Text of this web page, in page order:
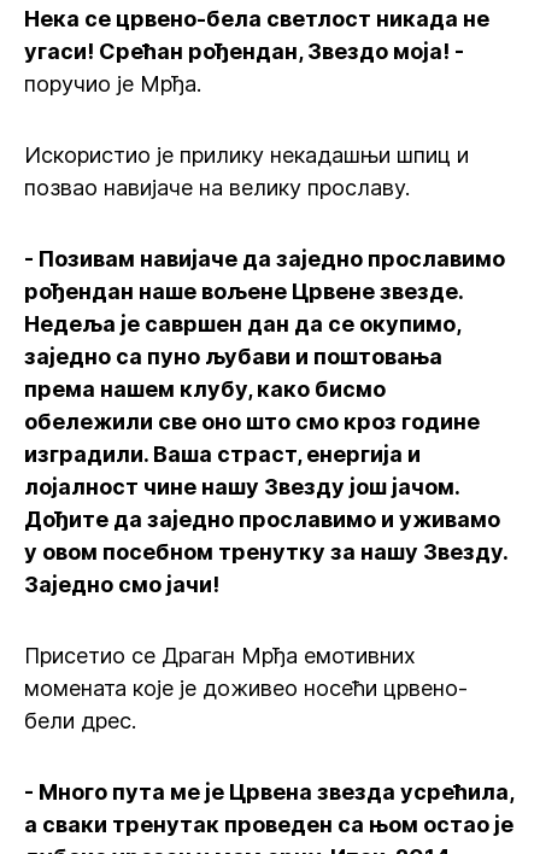
Нека се црвено-бела светлост никада не
угаси! Срећан рођендан, Звездо моја! -
поручио је Мрђа.
Искористио је прилику некадашњи шпиц и
позвао навијаче на велику прославу.
- Позивам навијаче да заједно прославимо
рођендан наше вољене Црвене звезде.
Недеља је савршен дан да се окупимо,
заједно са пуно љубави и поштовања
према нашем клубу, како бисмо
обележили све оно што смо кроз године
изградили. Ваша страст, енергија и
лојалност чине нашу Звезду још јачом.
Дођите да заједно прославимо и уживамо
у овом посебном тренутку за нашу Звезду.
Заједно смо јачи!
Присетио се Драган Мрђа емотивних
момената које је доживео носећи црвено-
бели дрес.
- Много пута ме је Црвена звезда усрећила,
а сваки тренутак проведен са њом остао је